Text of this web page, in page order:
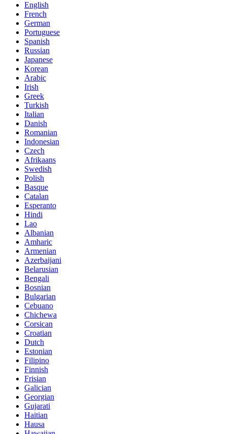
English
French
German
Portuguese
Spanish
Russian
Japanese
Korean
Arabic
Irish
Greek
Turkish
Italian
Danish
Romanian
Indonesian
Czech
Afrikaans
Swedish
Polish
Basque
Catalan
Esperanto
Hindi
Lao
Albanian
Amharic
Armenian
Azerbaijani
Belarusian
Bengali
Bosnian
Bulgarian
Cebuano
Chichewa
Corsican
Croatian
Dutch
Estonian
Filipino
Finnish
Frisian
Galician
Georgian
Gujarati
Haitian
Hausa